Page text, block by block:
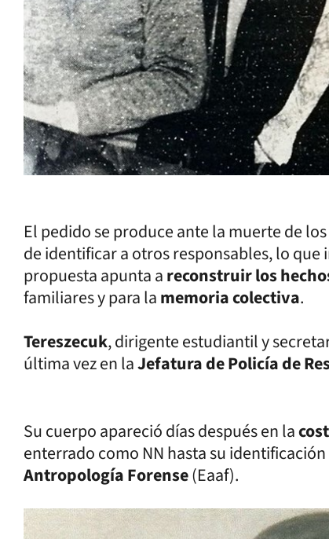
El pedido se produce ante la muerte de los
de identificar a otros responsables, lo
propuesta apunta areconstruir los
familiares y para lamemoria colectiva.
Tereszecuk, dirigente estudiantil y
última vez en laJefatura de Policía de
Su cuerpo apareció días después en la
enterrado como NN hasta su
Antropología Forense(Eaaf).